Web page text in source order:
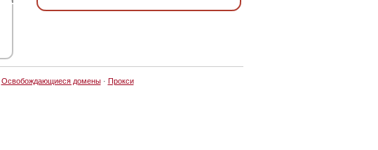
Освобождающиеся домены· Прокси